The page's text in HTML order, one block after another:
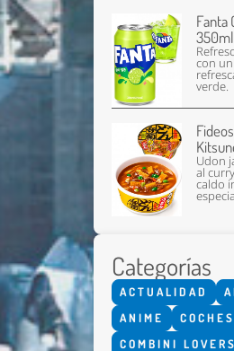
Fanta
con
verde.
Udon
al
caldo
Categorías
ACTUALIDAD
ANIME
COCHES
COMBINI LOVERS